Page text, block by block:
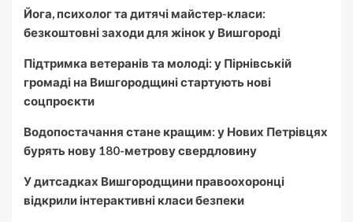
Йога, психолог та дитячі майстер-класи:
безкоштовні заходи для жінок у Вишгороді
Підтримка ветеранів та молоді: у Пірнівській
громаді на Вишгородщині стартують нові
соцпроєкти
Водопостачання стане кращим: у Нових Петрівцях
бурять нову 180-метрову свердловину
У дитсадках Вишгородщини правоохоронці
відкрили інтерактивні класи безпеки